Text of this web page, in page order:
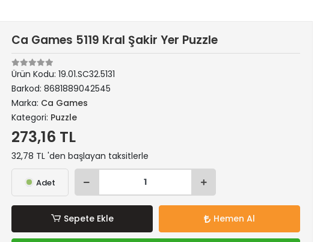
Ca Games 5119 Kral Şakir Yer Puzzle
Ürün Kodu:19.01.SC32.5131
Barkod:8681889042545
Marka: Ca Games
Kategori: Puzzle
273,16 TL
32,78 TL 'den başlayan taksitlerle
Adet
Sepete Ekle Hemen Al